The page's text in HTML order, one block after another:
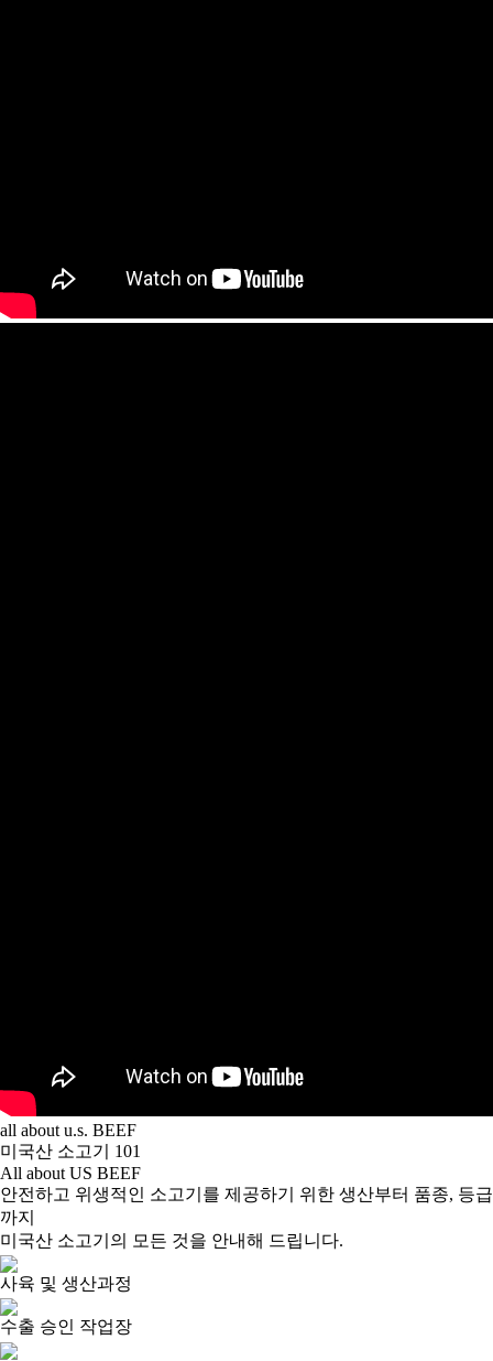
all about u.s. BEEF
미국산 소고기 101
All about US BEEF
안전하고 위생적인 소고기를 제공하기 위한 생산부터 품종, 등급
까지
미국산 소고기의 모든 것을 안내해 드립니다.
사육 및 생산과정
수출 승인 작업장